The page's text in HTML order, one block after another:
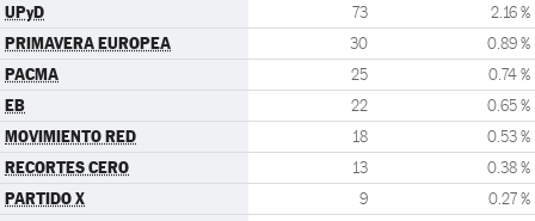
UPyD 73 2.16 %
PRIMAVERA EUROPEA 30 0.89 %
PACMA 25 0.74 %
EB 22 0.65 %
MOVIMIENTO RED 18 0.53 %
RECORTES CERO 13 0.38 %
PARTIDO X 9 0.27 %